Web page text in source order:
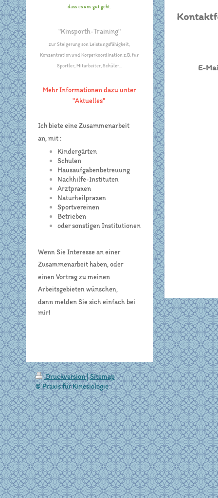
E-
dass es uns gut geht.
"Kinsporth-Training"
zur Steigerung son Leistungsfähigkeit,
Konzentration und Körperkoordination z.B. für
Sportler, Mitarbeiter, Schüler...
Mehr Informationen dazu unter
"Aktuelles"
Ich biete eine Zusammenarbeit
an, mit :
Kindergärten
Schulen
Hausaufgabenbetreuung
Nachhilfe-Instituten
Arztpraxen
Naturheilpraxen
Sportvereinen
Betrieben
oder sonstigen Institutionen
Wenn Sie Interesse an einer
Zusammenarbeit haben, oder
einen Vortrag zu meinen
Arbeitsgebieten wünschen,
dann melden Sie sicheinfach bei
mir!
Druckversion|Sitemap
© Praxis für Kinesiologie